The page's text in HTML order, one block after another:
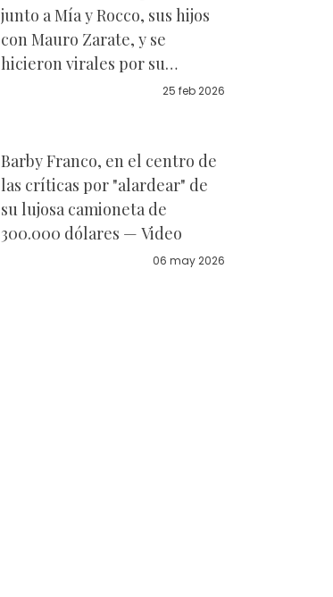
junto a Mía y Rocco, sus hijos
con Mauro Zarate, y se
hicieron virales por su
25 feb 2026
Barby Franco, en el centro de
las críticas por "alardear" de
su lujosa camioneta de
300.000 dólares — Video
06 may 2026